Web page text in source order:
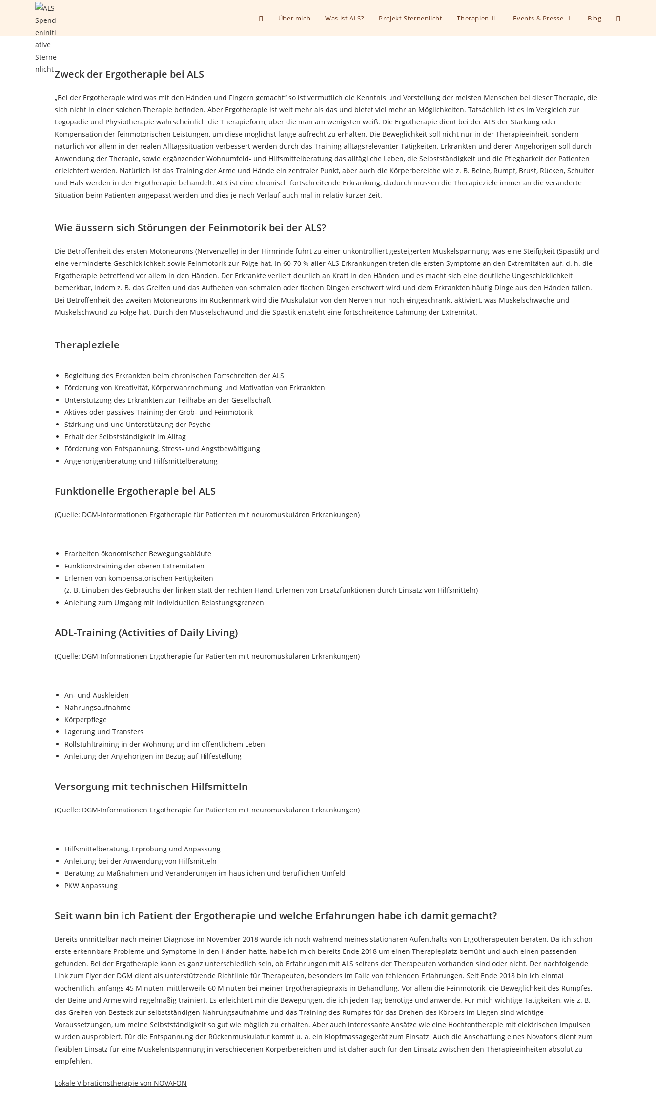
Über mich Was ist ALS? Projekt Sternenlicht Therapien Events & Presse Blog
Zweck der Ergotherapie bei ALS
„Bei der Ergotherapie wird was mit den Händen und Fingern gemacht“ so ist vermutlich die Kenntnis und Vorstellung der meisten Menschen bei dieser Therapie, die
sich nicht in einer solchen Therapie befinden. Aber Ergotherapie ist weit mehr als das und bietet viel mehr an Möglichkeiten. Tatsächlich ist es im Vergleich zur
Logopädie und Physiotherapie wahrscheinlich die Therapieform, über die man am wenigsten weiß. Die Ergotherapie dient bei der ALS der Stärkung oder
Kompensation der feinmotorischen Leistungen, um diese möglichst lange aufrecht zu erhalten. Die Beweglichkeit soll nicht nur in der Therapieeinheit, sondern
natürlich vor allem in der realen Alltagssituation verbessert werden durch das Training alltagsrelevanter Tätigkeiten. Erkrankten und deren Angehörigen soll durch
Anwendung der Therapie, sowie ergänzender Wohnumfeld- und Hilfsmittelberatung das alltägliche Leben, die Selbstständigkeit und die Pflegbarkeit der Patienten
erleichtert werden. Natürlich ist das Training der Arme und Hände ein zentraler Punkt, aber auch die Körperbereiche wie z. B. Beine, Rumpf, Brust, Rücken, Schulter
und Hals werden in der Ergotherapie behandelt. ALS ist eine chronisch fortschreitende Erkrankung, dadurch müssen die Therapieziele immer an die veränderte
Situation beim Patienten angepasst werden und dies je nach Verlauf auch mal in relativ kurzer Zeit.
Wie äussern sich Störungen der Feinmotorik bei der ALS?
Die Betroffenheit des ersten Motoneurons (Nervenzelle) in der Hirnrinde führt zu einer unkontrolliert gesteigerten Muskelspannung, was eine Steifigkeit (Spastik) und
eine verminderte Geschicklichkeit sowie Feinmotorik zur Folge hat. In 60-70 % aller ALS Erkrankungen treten die ersten Symptome an den Extremitäten auf, d. h. die
Ergotherapie betreffend vor allem in den Händen. Der Erkrankte verliert deutlich an Kraft in den Händen und es macht sich eine deutliche Ungeschicklichkeit
bemerkbar, indem z. B. das Greifen und das Aufheben von schmalen oder flachen Dingen erschwert wird und dem Erkrankten häufig Dinge aus den Händen fallen.
Bei Betroffenheit des zweiten Motoneurons im Rückenmark wird die Muskulatur von den Nerven nur noch eingeschränkt aktiviert, was Muskelschwäche und
Muskelschwund zu Folge hat. Durch den Muskelschwund und die Spastik entsteht eine fortschreitende Lähmung der Extremität.
Therapieziele
Begleitung des Erkrankten beim chronischen Fortschreiten der ALS
Förderung von Kreativität, Körperwahrnehmung und Motivation von Erkrankten
Unterstützung des Erkrankten zur Teilhabe an der Gesellschaft
Aktives oder passives Training der Grob- und Feinmotorik
Stärkung und und Unterstützung der Psyche
Erhalt der Selbstständigkeit im Alltag
Förderung von Entspannung, Stress- und Angstbewältigung
Angehörigenberatung und Hilfsmittelberatung
Funktionelle Ergotherapie bei ALS
(Quelle: DGM-Informationen Ergotherapie für Patienten mit neuromuskulären Erkrankungen)
Erarbeiten ökonomischer Bewegungsabläufe
Funktionstraining der oberen Extremitäten
Erlernen von kompensatorischen Fertigkeiten
(z. B. Einüben des Gebrauchs der linken statt der rechten Hand, Erlernen von Ersatzfunktionen durch Einsatz von Hilfsmitteln)
Anleitung zum Umgang mit individuellen Belastungsgrenzen
ADL-Training (Activities of Daily Living)
(Quelle: DGM-Informationen Ergotherapie für Patienten mit neuromuskulären Erkrankungen)
An- und Auskleiden
Nahrungsaufnahme
Körperpflege
Lagerung und Transfers
Rollstuhltraining in der Wohnung und im öffentlichem Leben
Anleitung der Angehörigen im Bezug auf Hilfestellung
Versorgung mit technischen Hilfsmitteln
(Quelle: DGM-Informationen Ergotherapie für Patienten mit neuromuskulären Erkrankungen)
Hilfsmittelberatung, Erprobung und Anpassung
Anleitung bei der Anwendung von Hilfsmitteln
Beratung zu Maßnahmen und Veränderungen im häuslichen und beruflichen Umfeld
PKW Anpassung
Seit wann bin ich Patient der Ergotherapie und welche Erfahrungen habe ich damit gemacht?
Bereits unmittelbar nach meiner Diagnose im November 2018 wurde ich noch während meines stationären Aufenthalts von Ergotherapeuten beraten. Da ich schon
erste erkennbare Probleme und Symptome in den Händen hatte, habe ich mich bereits Ende 2018 um einen Therapieplatz bemüht und auch einen passenden
gefunden. Bei der Ergotherapie kann es ganz unterschiedlich sein, ob Erfahrungen mit ALS seitens der Therapeuten vorhanden sind oder nicht. Der nachfolgende
Link zum Flyer der DGM dient als unterstützende Richtlinie für Therapeuten, besonders im Falle von fehlenden Erfahrungen. Seit Ende 2018 bin ich einmal
wöchentlich, anfangs 45 Minuten, mittlerweile 60 Minuten bei meiner Ergotherapiepraxis in Behandlung. Vor allem die Feinmotorik, die Beweglichkeit des Rumpfes,
der Beine und Arme wird regelmäßig trainiert. Es erleichtert mir die Bewegungen, die ich jeden Tag benötige und anwende. Für mich wichtige Tätigkeiten, wie z. B.
das Greifen von Besteck zur selbstständigen Nahrungsaufnahme und das Training des Rumpfes für das Drehen des Körpers im Liegen sind wichtige
Voraussetzungen, um meine Selbstständigkeit so gut wie möglich zu erhalten. Aber auch interessante Ansätze wie eine Hochtontherapie mit elektrischen Impulsen
wurden ausprobiert. Für die Entspannung der Rückenmuskulatur kommt u. a. ein Klopfmassagegerät zum Einsatz. Auch die Anschaffung eines Novafons dient zum
flexiblen Einsatz für eine Muskelentspannung in verschiedenen Körperbereichen und ist daher auch für den Einsatz zwischen den Therapieeinheiten absolut zu
empfehlen.
Lokale Vibrationstherapie von NOVAFON